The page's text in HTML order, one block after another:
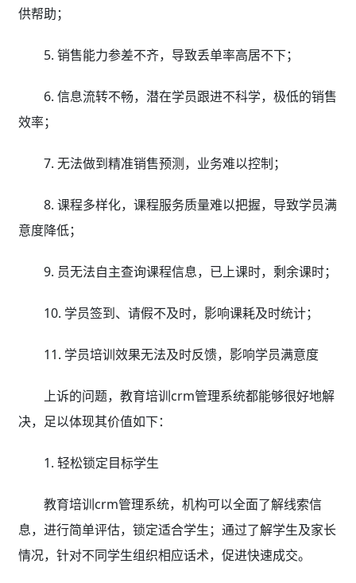
供帮助；
5. 销售能力参差不齐，导致丢单率高居不下；
6. 信息流转不畅，潜在学员跟进不科学，极低的销售
效率；
7. 无法做到精准销售预测，业务难以控制；
8. 课程多样化，课程服务质量难以把握，导致学员满
意度降低；
9. 员无法自主查询课程信息，已上课时，剩余课时；
10. 学员签到、请假不及时，影响课耗及时统计；
11. 学员培训效果无法及时反馈，影响学员满意度
上诉的问题，教育培训crm管理系统都能够很好地解
决，足以体现其价值如下：
1. 轻松锁定目标学生
教育培训crm管理系统，机构可以全面了解线索信
息，进行简单评估，锁定适合学生；通过了解学生及家长
情况，针对不同学生组织相应话术，促进快速成交。